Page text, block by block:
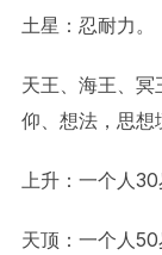
土星：忍耐力。
天王、海王、
仰、想法，思想
上升：一个人30
天顶：一个人50